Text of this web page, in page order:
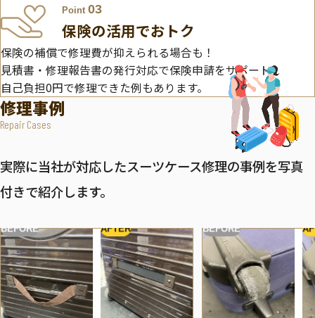
Point 03
保険の活用でおトク
保険の補償で修理費が抑えられる場合も！
見積書・修理報告書の発行対応で保険申請をサポート。
自己負担0円で修理できた例もあります。
修理事例
Repair Cases
実際に当社が対応したスーツケース修理の事例を写真
付きで紹介します。
BEFORE AFTER BEFORE